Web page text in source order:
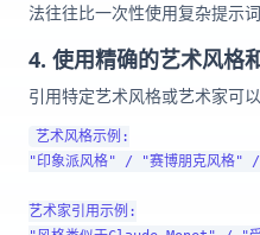
法往往比一次性使用复杂提示词
4. 使用精确的艺术风格
引用特定艺术风格或艺术家可
艺术风格示例:
"印象派风格" / "赛博朋克风格"
艺术家引用示例: